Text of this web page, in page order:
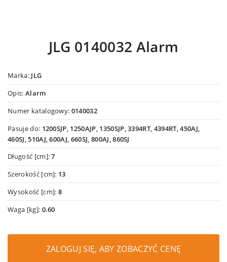
JLG 0140032 Alarm
Marka: JLG
Opis: Alarm
Numer katalogowy: 0140032
Pasuje do: 1200SJP, 1250AJP, 1350SJP, 3394RT, 4394RT, 450AJ,
460SJ, 510AJ, 600AJ, 660SJ, 800AJ, 860SJ
Długość [cm]:7
Szerokość [cm]: 13
Wysokość [cm]: 8
Waga [kg]: 0.60
ZALOGUJ SIĘ, ABY ZOBACZYĆ CENĘ